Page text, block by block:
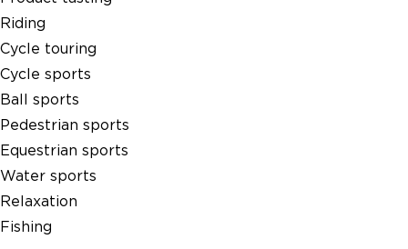
Riding
Cycle touring
Cycle sports
Ball sports
Pedestrian sports
Equestrian sports
Water sports
Relaxation
Fishing